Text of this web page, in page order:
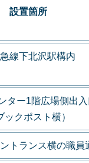
設置箇所
線下北沢駅構内
ター1階広場側出
ックポスト横）
トランス横の職員